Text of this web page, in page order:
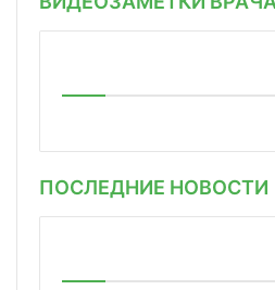
ПОСЛЕДНИЕ НОВОСТИ